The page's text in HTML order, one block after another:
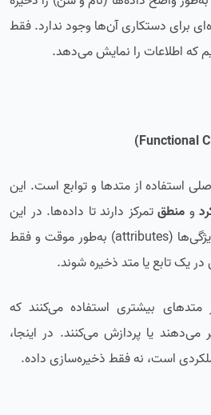
برای دستکاری آن‌ها وجود ندارد. فقط
استفاده از متدها و توابع است. این
و منطقتمرکز دارند تا داده‌ها. در این
نوع کلاس‌ها، ممکن است ویژگی‌ها (attributes) به‌طور موقت و فقط
یک تابع یا متد ذخیره شوند.
متدهای بیشتری استفاده می‌کنند که
می‌دهند یا پردازش می‌کنند. در اینجا،
است، نه فقط ذخیره‌سازی داده.